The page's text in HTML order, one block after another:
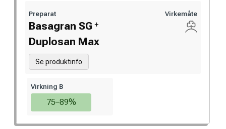
Preparat
Basagran SG +
Duplosan Max
Se produktinfo
Virkemåte
Virkning B
75–89%